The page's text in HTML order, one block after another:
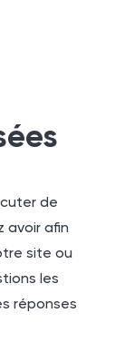
de
avoir afin
site ou
les
réponses